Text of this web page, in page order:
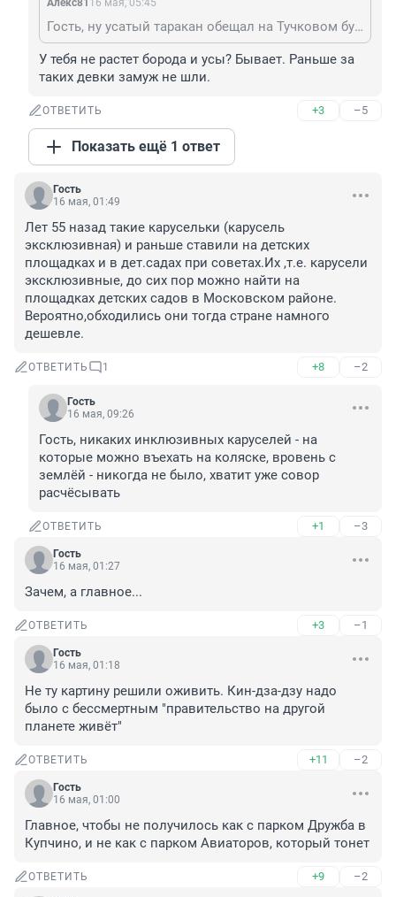
Алекс81 16 мая, 05:45
Гость, ну усатый таракан обещал на Тучковом буяне сделать. Он обманул, как обычно
У тебя не растет борода и усы? Бывает. Раньше за
таких девки замуж не шли.
ОТВЕТИТЬ +3 –5
Показать ещё 1 ответ
Гость
16 мая, 01:49
Лет 55 назад такие карусельки (карусель
эксклюзивная) и раньше ставили на детских
площадках и в дет.садах при советах.Их ,т.е. карусели
эксклюзивные, до сих пор можно найти на
площадках детских садов в Московском районе.
Вероятно,обходились они тогда стране намного
дешевле.
ОТВЕТИТЬ 1 +8 –2
Гость
16 мая, 09:26
Гость, никаких инклюзивных каруселей - на
которые можно въехать на коляске, вровень с
землёй - никогда не было, хватит уже совор
расчёсывать
ОТВЕТИТЬ +1 –3
Гость
16 мая, 01:27
Зачем, а главное...
ОТВЕТИТЬ +3 –1
Гость
16 мая, 01:18
Не ту картину решили оживить. Кин-дза-дзу надо
было с бессмертным "правительство на другой
планете живёт"
ОТВЕТИТЬ +11 –2
Гость
16 мая, 01:00
Главное, чтобы не получилось как с парком Дружба в
Купчино, и не как с парком Авиаторов, который тонет
ОТВЕТИТЬ +9 –2